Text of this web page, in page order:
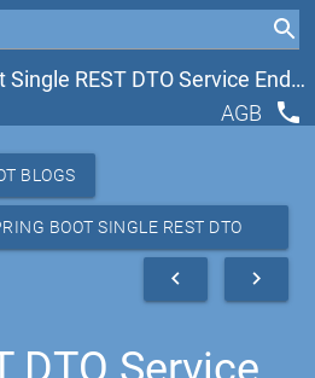
Spring Boot Single REST DTO Service Endpoint
AGB
phone
BLOGS
BOOT SINGLE REST DTO
navigate_next
navigate_before
DTO Service